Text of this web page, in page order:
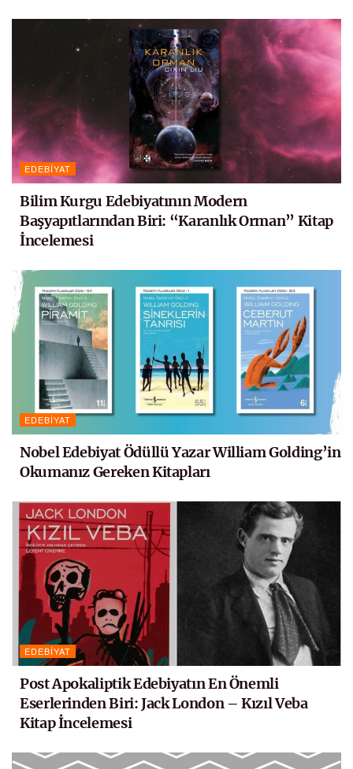
EDEBIYAT
Bilim Kurgu Edebiyatının Modern
Başyapıtlarından Biri: “Karanlık Orman” Kitap
İncelemesi
EDEBIYAT
Nobel Edebiyat Ödüllü Yazar William Golding’in
Okumanız Gereken Kitapları
EDEBIYAT
Post Apokaliptik Edebiyatın En Önemli
Eserlerinden Biri: Jack London – Kızıl Veba
Kitap İncelemesi